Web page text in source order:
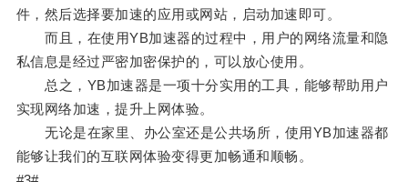
件，然后选择要加速的应用或网站，启动加速即可。
而且，在使用YB加速器的过程中，用户的网络流量和隐
私信息是经过严密加密保护的，可以放心使用。
总之，YB加速器是一项十分实用的工具，能够帮助用户
实现网络加速，提升上网体验。
无论是在家里、办公室还是公共场所，使用YB加速器都
能够让我们的互联网体验变得更加畅通和顺畅。